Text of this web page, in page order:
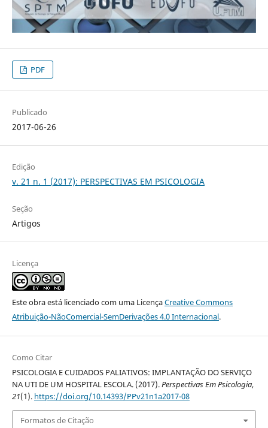
PDF
Publicado
2017-06-26
Edição
v. 21 n. 1 (2017): PERSPECTIVAS EM PSICOLOGIA
Seção
Artigos
Licença
Este obra está licenciado com uma LicençaCreative Commons
Atribuição-NãoComercial-SemDerivações 4.0 Internacional.
Como Citar
PSICOLOGIA E CUIDADOS PALIATIVOS: IMPLANTAÇÃO DO SERVIÇO
NA UTI DE UM HOSPITAL ESCOLA. (2017).Perspectivas Em Psicologia,
21(1). https://doi.org/10.14393/PPv21n1a2017-08
Formatos de Citação